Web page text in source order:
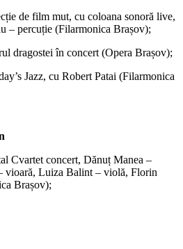
de film mut, cu coloana sonoră live,
– percuție (Filarmonica Brașov);
dragostei în concert (Opera Brașov);
Jazz, cu Robert Patai (Filarmonica
Cvartet concert, Dănuț Manea –
vioară, Luiza Balint – violă, Florin
Brașov);